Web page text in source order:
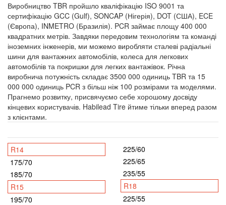
Виробництво TBR пройшло кваліфікацію ISO 9001 та
сертифікацію GCC (Gulf), SONCAP (Нігерія), DOT (США), ECE
(Європа), INMETRO (Бразилія). PCR займає площу 400 000
квадратних метрів. Завдяки передовим технологіям та команді
іноземних інженерів, ми можемо виробляти сталеві радіальні
шини для вантажних автомобілів, колеса для легкових
автомобілів та покришки для легких вантажівок. Річна
виробнича потужність складає 3500 000 одиниць TBR та 15
000 000 одиниць PCR з більш ніж 100 розмірами та моделями.
Прагнемо розвитку, присвячуємо себе хорошому досвіду
кінцевих користувачів. Habilead Tire йтиме тільки вперед разом
з клієнтами.
R14
175/70
185/70
R15
195/70
225/60
225/65
235/55
R18
225/55